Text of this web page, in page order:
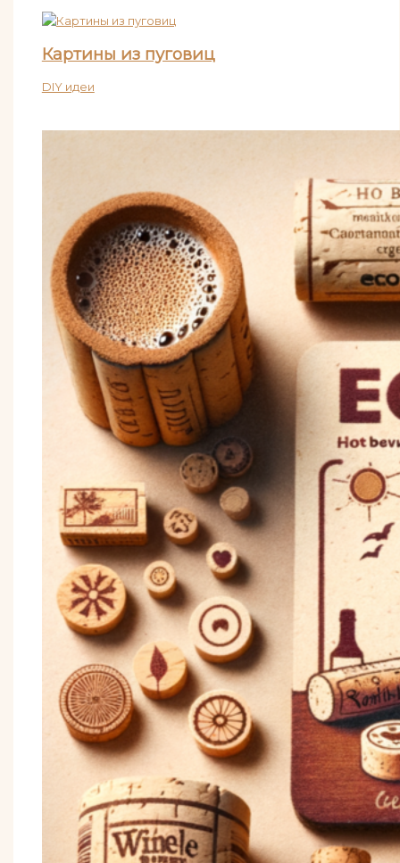
Картины из пуговиц
DIY идеи